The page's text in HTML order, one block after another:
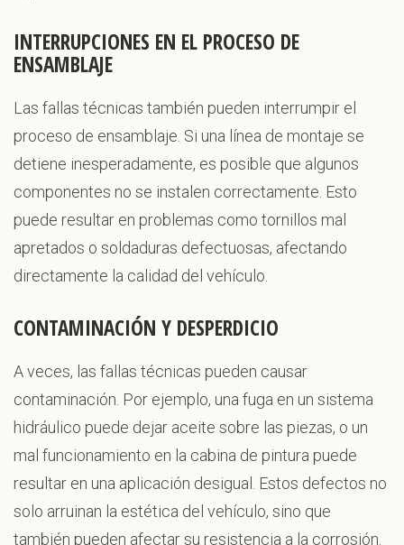
INTERRUPCIONES EN EL PROCESO DE
ENSAMBLAJE
Las fallas técnicas también pueden interrumpir el
proceso de ensamblaje. Si una línea de montaje se
detiene inesperadamente, es posible que algunos
componentes no se instalen correctamente. Esto
puede resultar en problemas como tornillos mal
apretados o soldaduras defectuosas, afectando
directamente la calidad del vehículo.
CONTAMINACIÓN Y DESPERDICIO
A veces, las fallas técnicas pueden causar
contaminación. Por ejemplo, una fuga en un sistema
hidráulico puede dejar aceite sobre las piezas, o un
mal funcionamiento en la cabina de pintura puede
resultar en una aplicación desigual. Estos defectos no
solo arruinan la estética del vehículo, sino que
también pueden afectar su resistencia a la corrosión.